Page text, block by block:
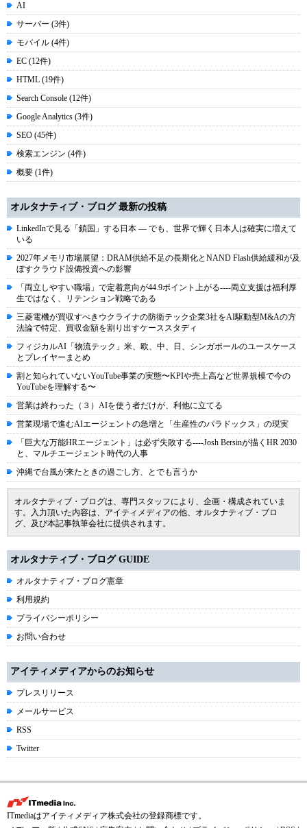
AI
サーバー (3件)
モバイル (4件)
EC (12件)
HTML (19件)
Search Console (12件)
Google Analytics (3件)
SEO (45件)
検索エンジン (4件)
概要 (1件)
オルタナティブ・ブログ 最新の投稿
LinkedInで見る「鎖国」する日本 ― でも、世界で輝く日本人は確実に増えて
いる
2027年メモリ市場展望：DRAM供給不足の長期化とNAND Flash供給緩和が及
ぼすクラウド設備投資への影響
「両立しやすい職場」で定着意向が44.9ポイント上がる----両立支援は福利厚
生ではなく、リテンション戦略である
三菱電機が買収すべきウクライナの防衛テック企業3社をAI駆動型M&Aの方
法論で特定、買収金額を割り出すケーススタディ
フィジカルAI「物流テック」米、欧、中、日、シンガポールのユースケース
とプレイヤーまとめ
割と知られていないYouTube事業の実態〜KPIや売上高など世界規模で今の
YouTubeを理解する〜
営業は終わった（３）AIを使う者だけが、利他に立てる
営業現場で進むAIエージェントの急増と「生産性のパラドックス」の現実
「巨大な万能HRエージェント」は必ず失敗する----Josh Bersinが描くHR 2030
と、マルチエージェント時代の人事
沖縄で台風が来たときの過ごし方、とでも言うか
オルタナティブ・ブログは、専門スタッフにより、企画・構成されていま
す。入力頂いた内容は、アイティメディアの他、オルタナティブ・ブロ
グ、及び本記事執筆会社に提供されます。
オルタナティブ・ブログ GUIDE
オルタナティブ・ブログ憲章
利用規約
プライバシーポリシー
お問い合わせ
アイティメディアからのお知らせ
プレスリリース
メールサービス
RSS
Twitter
ITmediaはアイティメディア株式会社の登録商標です。